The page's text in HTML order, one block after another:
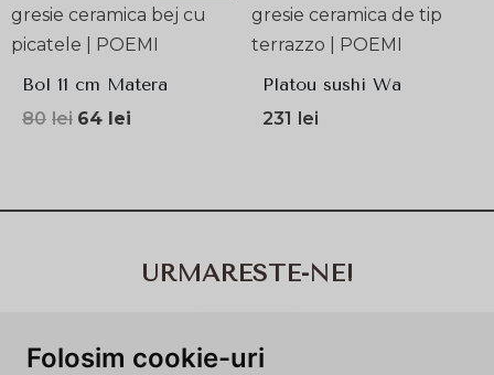
Folosim cookie-uri
Bol 11 cm Matera
80 lei Prețul
fost:
64 lei
64lei.
Platou sushi Wa
231 lei
URMARESTE-NE!